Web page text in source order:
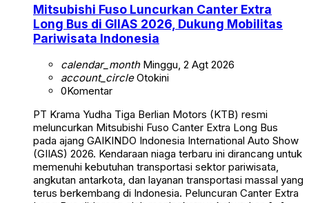
Mitsubishi Fuso Luncurkan Canter Extra
Long Bus di GIIAS 2026, Dukung Mobilitas
Pariwisata Indonesia
calendar_monthMinggu, 2 Agt 2026
account_circleOtokini
0Komentar
PT Krama Yudha Tiga Berlian Motors (KTB) resmi
meluncurkan Mitsubishi Fuso Canter Extra Long Bus
pada ajang GAIKINDO Indonesia International Auto Show
(GIIAS) 2026. Kendaraan niaga terbaru ini dirancang untuk
memenuhi kebutuhan transportasi sektor pariwisata,
angkutan antarkota, dan layanan transportasi massal yang
terus berkembang di Indonesia. Peluncuran Canter Extra